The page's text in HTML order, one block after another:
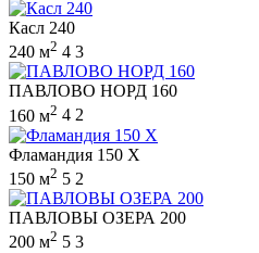
Касл 240
240 м2 4 3
ПАВЛОВО НОРД 160
160 м2 4 2
Фламандия 150 X
150 м2 5 2
ПАВЛОВЫ ОЗЕРА 200
200 м2 5 3